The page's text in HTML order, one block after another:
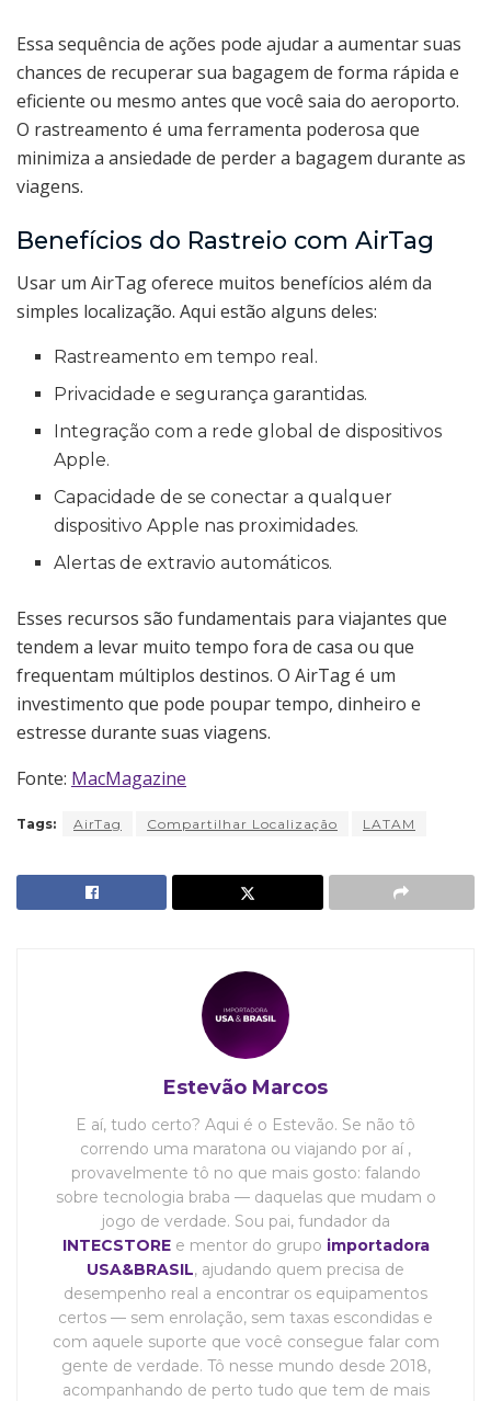
Essa sequência de ações pode ajudar a aumentar suas
chances de recuperar sua bagagem de forma rápida e
eficiente ou mesmo antes que você saia do aeroporto.
O rastreamento é uma ferramenta poderosa que
minimiza a ansiedade de perder a bagagem durante as
viagens.
Benefícios do Rastreio com AirTag
Usar um AirTag oferece muitos benefícios além da
simples localização. Aqui estão alguns deles:
Rastreamento em tempo real.
Privacidade e segurança garantidas.
Integração com a rede global de dispositivos
Apple.
Capacidade de se conectar a qualquer
dispositivo Apple nas proximidades.
Alertas de extravio automáticos.
Esses recursos são fundamentais para viajantes que
tendem a levar muito tempo fora de casa ou que
frequentam múltiplos destinos. O AirTag é um
investimento que pode poupar tempo, dinheiro e
estresse durante suas viagens.
Fonte: MacMagazine
Tags: AirTag Compartilhar Localização LATAM
Estevão Marcos
E aí, tudo certo? Aqui é o Estevão. Se não tô
correndo uma maratona ou viajando por aí ,
provavelmente tô no que mais gosto: falando
sobre tecnologia braba — daquelas que mudam o
jogo de verdade. Sou pai, fundador da
INTECSTOREe mentor do grupo importadora
USA&BRASIL, ajudando quem precisa de
desempenho real a encontrar os equipamentos
certos — sem enrolação, sem taxas escondidas e
com aquele suporte que você consegue falar com
gente de verdade. Tô nesse mundo desde 2018,
acompanhando de perto tudo que tem de mais